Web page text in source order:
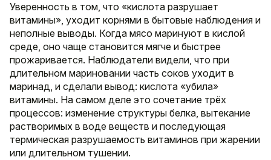
Уверенность в том, что «кислота разрушает
витамины», уходит корнями в бытовые наблюдения и
неполные выводы. Когда мясо маринуют в кислой
среде, оно чаще становится мягче и быстрее
прожаривается. Наблюдатели видели, что при
длительном мариновании часть соков уходит в
маринад, и сделали вывод: кислота «убила»
витамины. На самом деле это сочетание трёх
процессов: изменение структуры белка, вытекание
растворимых в воде веществ и последующая
термическая разрушаемость витаминов при жарении
или длительном тушении.